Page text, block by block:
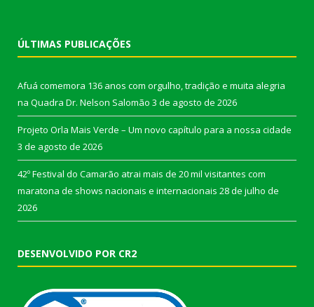
ÚLTIMAS PUBLICAÇÕES
Afuá comemora 136 anos com orgulho, tradição e muita alegria
na Quadra Dr. Nelson Salomão 3 de agosto de 2026
Projeto Orla Mais Verde – Um novo capítulo para a nossa cidade
3 de agosto de 2026
42º Festival do Camarão atrai mais de 20 mil visitantes com
maratona de shows nacionais e internacionais 28 de julho de
2026
DESENVOLVIDO POR CR2